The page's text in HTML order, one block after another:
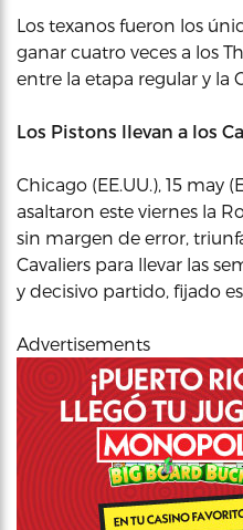
Los texanos fueron los
ganar cuatro veces a los
entre la etapa regular y la
Los Pistons llevan a los
Chicago (EE.UU.), 15 may
asaltaron este viernes la
sin margen de error,
Cavaliers para llevar las
y decisivo partido, fijado
Advertisements